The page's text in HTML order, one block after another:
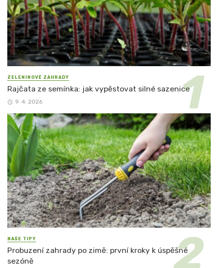
ZELENINOVÉ ZAHRADY
Rajčata ze semínka: jak vypěstovat silné sazenice
9. 4. 2026
NAŠE TIPY
Probuzení zahrady po zimě: první kroky k úspěšné
sezóně